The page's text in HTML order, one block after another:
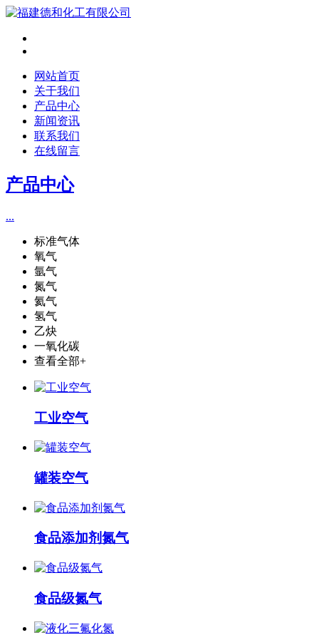
网站首页
关于我们
产品中心
新闻资讯
联系我们
在线留言
产品中心
...
标准气体
氧气
氩气
氮气
氦气
氢气
乙炔
一氧化碳
查看全部+
工业空气
罐装空气
食品添加剂氮气
食品级氮气